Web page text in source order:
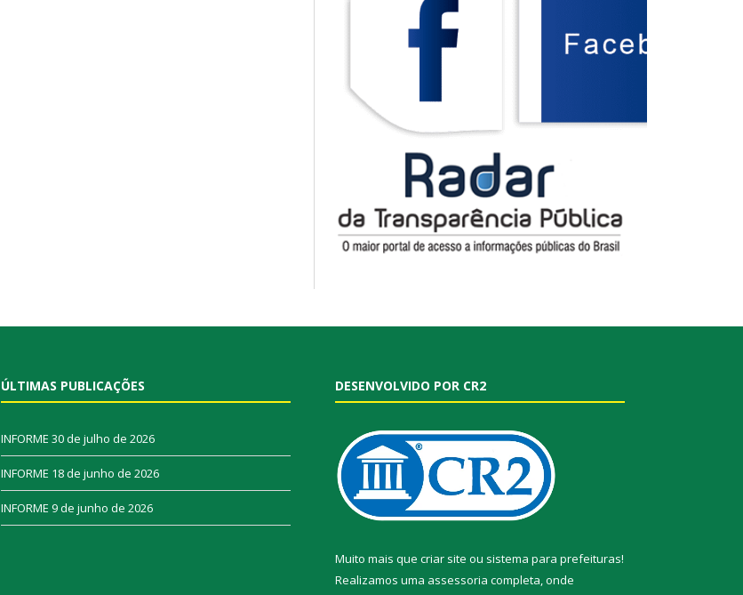
ÚLTIMAS PUBLICAÇÕES
INFORME 30 de julho de 2026
INFORME 18 de junho de 2026
INFORME 9 de junho de 2026
DESENVOLVIDO POR CR2
Muito mais que criar site ou sistema para prefeituras!
Realizamos uma assessoria completa, onde